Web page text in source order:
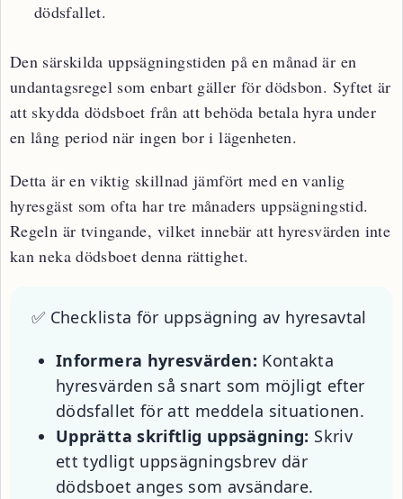
dödsfallet.
Den särskilda uppsägningstiden på en månad är en
undantagsregel som enbart gäller för dödsbon. Syftet är
att skydda dödsboet från att behöda betala hyra under
en lång period när ingen bor i lägenheten.
Detta är en viktig skillnad jämfört med en vanlig
hyresgäst som ofta har tre månaders uppsägningstid.
Regeln är tvingande, vilket innebär att hyresvärden inte
kan neka dödsboet denna rättighet.
✅ Checklista för uppsägning av hyresavtal
Informera hyresvärden: Kontakta
hyresvärden så snart som möjligt efter
dödsfallet för att meddela situationen.
Upprätta skriftlig uppsägning: Skriv
ett tydligt uppsägningsbrev där
dödsboet anges som avsändare.